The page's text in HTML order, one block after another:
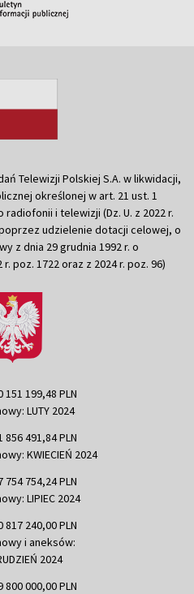
Telewizji Polskiej S.A. w likwidacji,
określonej w art. 21 ust. 1
radiofonii i telewizji (Dz. U. z 2022 r.
udzielenie dotacji celowej, o
z dnia 29 grudnia 1992 r. o
poz. 1722 oraz z 2024 r. poz. 96)
199,48 PLN
LUTY 2024
491,84 PLN
KWIECIEŃ 2024
754,24 PLN
LIPIEC 2024
240,00 PLN
i aneksów:
2024
000,00 PLN